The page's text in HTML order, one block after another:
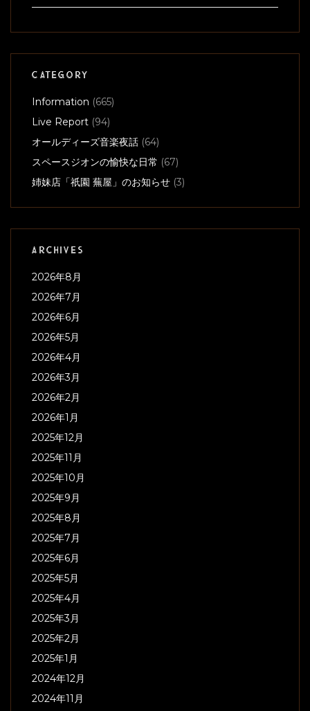
CATEGORY
Information (665)
Live Report (94)
オールディーズ音楽夜話 (64)
スペースジオンの愉快な日常 (67)
姉妹店「祇園 蕪屋」のお知らせ (3)
ARCHIVES
2026年8月
2026年7月
2026年6月
2026年5月
2026年4月
2026年3月
2026年2月
2026年1月
2025年12月
2025年11月
2025年10月
2025年9月
2025年8月
2025年7月
2025年6月
2025年5月
2025年4月
2025年3月
2025年2月
2025年1月
2024年12月
2024年11月